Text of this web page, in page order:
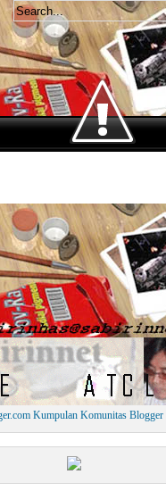
Welcome
Jum'at 7 Agustus 2026